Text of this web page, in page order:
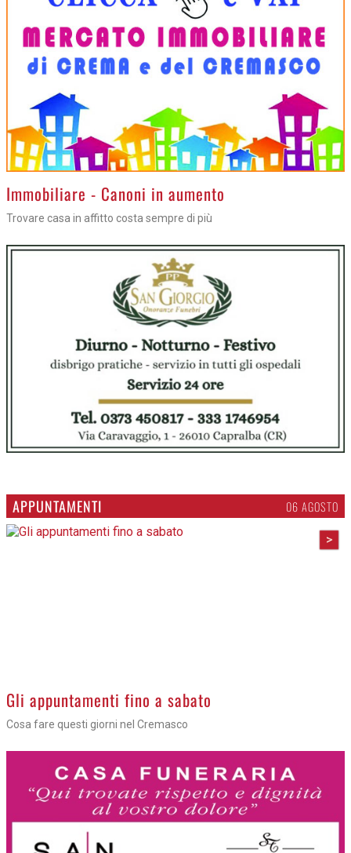
>Immobiliare - Canoni in aumento
Trovare casa in affitto costa sempre di più
APPUNTAMENTI 06 AGOSTO
>
Gli appuntamenti fino a sabato
Cosa fare questi giorni nel Cremasco